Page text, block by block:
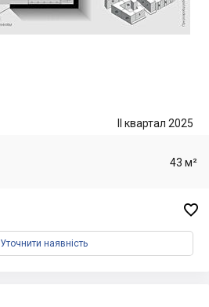
II квартал 2025
43 м²

Уточнити наявність